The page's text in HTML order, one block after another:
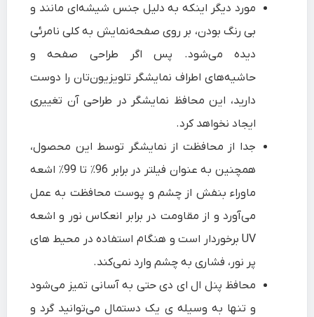
مورد دیگر اینکه به دلیل جنس شیشه‌ای مانند و
بی رنگ بودن، بر روی صفحه‌نمایش به کلی نامرئی
دیده می‌شود. پس اگر طراحی صفحه و
حاشیه‌های اطراف نمایشگر تلویزیون‌تان را دوست
دارید، این محافظ نمایشگر در طراحی‌ آن تغییری
ایجاد نخواهد کرد.
جدا از محافظت از نمایشگر توسط این محصول،
همچنین به عنوان فیلتر در برابر 96٪ تا 99٪ اشعه
ماوراء بنفش از چشم و پوست محافظت به عمل
می‌آورد و از مقاومت در برابر انعکاس نور و اشعه
UV برخوردار است و هنگام استفاده در محیط های
پر نور، فشاری به چشم وارد نمی‌کند.
محافظ پنل ال ای دی حتی به آسانی تمیز می‌شود
و تنها به وسیله ی یک دستمال می‌توانید گرد و